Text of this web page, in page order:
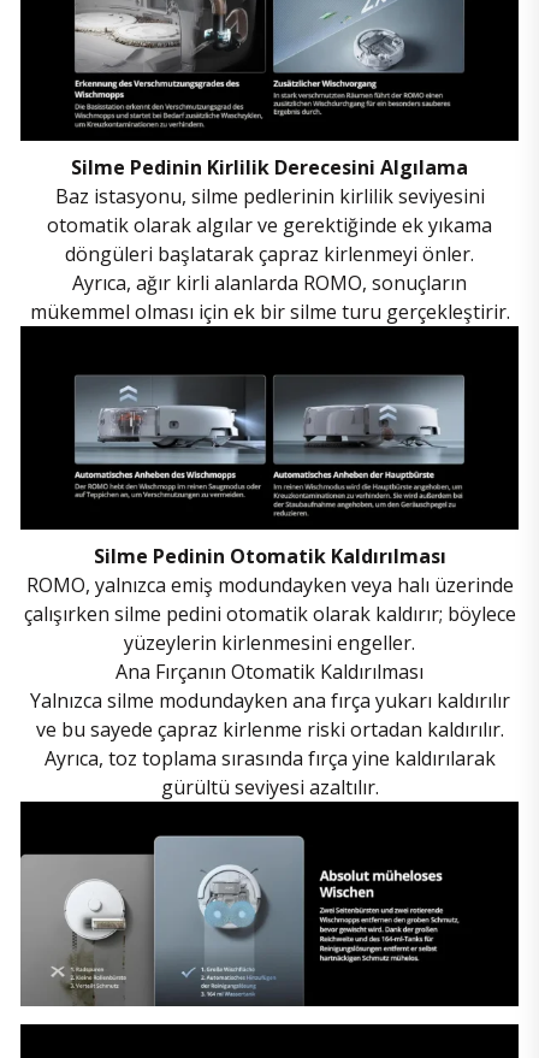
Silme Pedinin Kirlilik Derecesini Algılama
Baz istasyonu, silme pedlerinin kirlilik seviyesini
otomatik olarak algılar ve gerektiğinde ek yıkama
döngüleri başlatarak çapraz kirlenmeyi önler.
Ayrıca, ağır kirli alanlarda ROMO, sonuçların
mükemmel olması için ek bir silme turu gerçekleştirir.
Silme Pedinin Otomatik Kaldırılması
ROMO, yalnızca emiş modundayken veya halı üzerinde
çalışırken silme pedini otomatik olarak kaldırır; böylece
yüzeylerin kirlenmesini engeller.
Ana Fırçanın Otomatik Kaldırılması
Yalnızca silme modundayken ana fırça yukarı kaldırılır
ve bu sayede çapraz kirlenme riski ortadan kaldırılır.
Ayrıca, toz toplama sırasında fırça yine kaldırılarak
gürültü seviyesi azaltılır.